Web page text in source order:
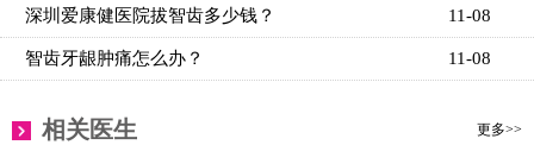
11-08
深圳爱康健医院拔智齿多少钱？
11-08
智齿牙龈肿痛怎么办？
更多>>
相关医生